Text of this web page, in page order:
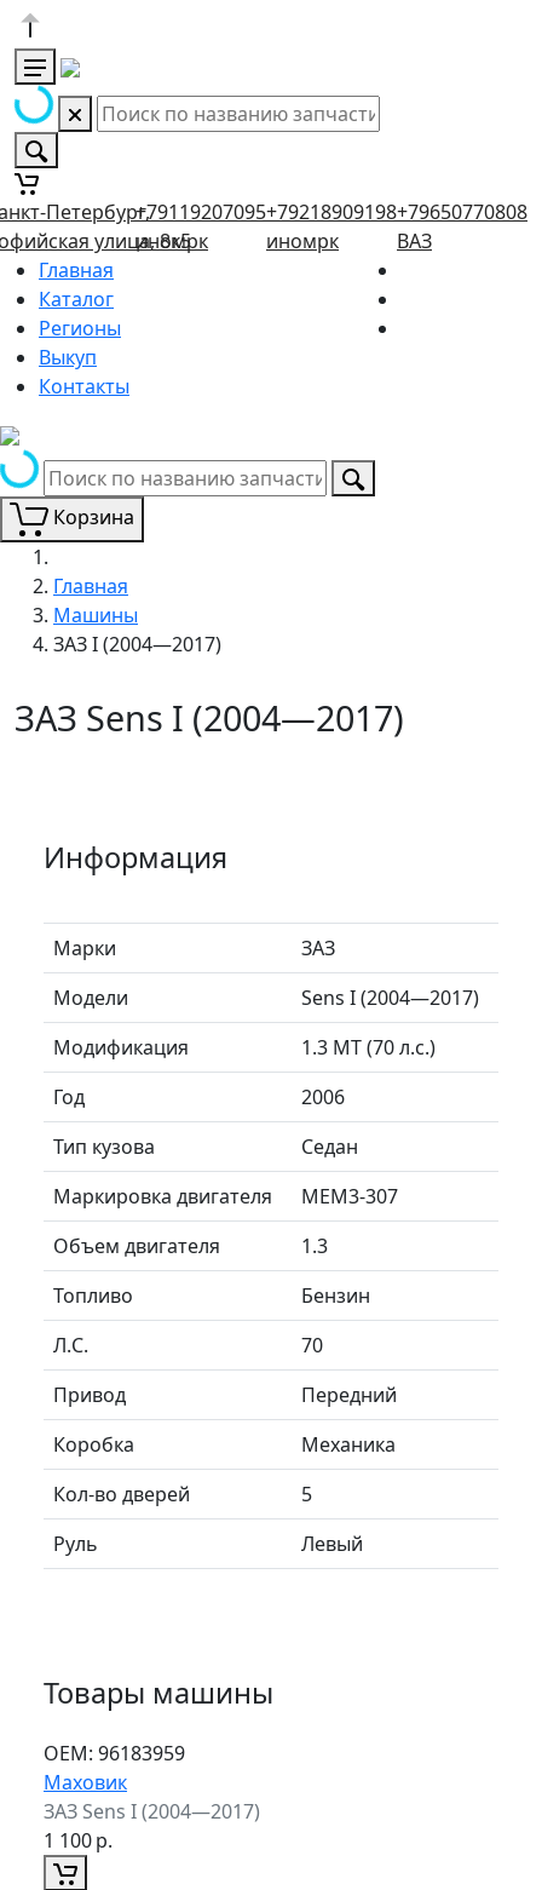
Петербург,
улица, 8к5
+79119207095
иномрк
+79218909198
иномрк
+79650770808
ВАЗ
Главная
Каталог
Регионы
Выкуп
Контакты
Корзина
Главная
Машины
ЗАЗ I (2004—2017)
ЗАЗ Sens I (2004—2017)
Информация
Марки
ЗАЗ
Модели
Sens I (2004—2017)
Модификация
1.3 MT (70 л.с.)
Год
2006
Тип кузова
Седан
Маркировка двигателя
МЕМ3-307
Объем двигателя
1.3
Топливо
Бензин
Л.C.
70
Привод
Передний
Коробка
Механика
Кол-во дверей
5
Руль
Левый
Товары машины
ОЕМ: 96183959
Маховик
ЗАЗ Sens I (2004—2017)
1 100р.